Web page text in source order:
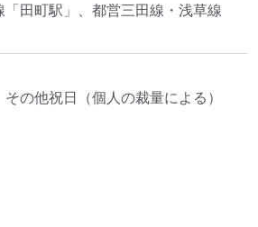
田町駅」、都営三田線・浅草線
の他祝⽇（個⼈の裁量による）